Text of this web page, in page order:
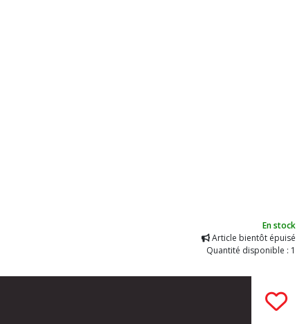
En stock
Article bientôt épuisé
Quantité disponible : 1